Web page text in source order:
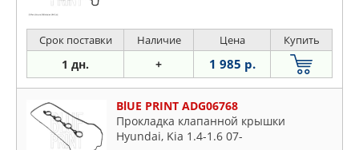
Срок поставки Наличие Цена Купить
1 дн. + 1 985 р.
BlUE PRINT ADG06768
Прокладка клапанной крышки
Hyundai, Kia 1.4-1.6 07-